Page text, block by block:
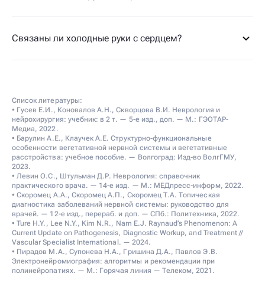
Связаны ли холодные руки с сердцем?
Список литературы:
• Гусев Е.И., Коновалов А.Н., Скворцова В.И. Неврология и
нейрохирургия: учебник: в 2 т. — 5-е изд., доп. — М.: ГЭОТАР-
Медиа, 2022.
• Барулин А.Е., Клаучек А.Е. Структурно-функциональные
особенности вегетативной нервной системы и вегетативные
расстройства: учебное пособие. — Волгоград: Изд-во ВолгГМУ,
2023.
• Левин О.С., Штульман Д.Р. Неврология: справочник
практического врача. — 14-е изд. — М.: МЕДпресс-информ, 2022.
• Скоромец А.А., Скоромец А.П., Скоромец Т.А. Топическая
диагностика заболеваний нервной системы: руководство для
врачей. — 12-е изд., перераб. и доп. — СПб.: Политехника, 2022.
• Ture H.Y., Lee N.Y., Kim N.R., Nam E.J. Raynaud’s Phenomenon: A
Current Update on Pathogenesis, Diagnostic Workup, and Treatment //
Vascular Specialist International. — 2024.
• Пирадов М.А., Супонева Н.А., Гришина Д.А., Павлов Э.В.
Электронейромиография: алгоритмы и рекомендации при
полинейропатиях. — М.: Горячая линия — Телеком, 2021.